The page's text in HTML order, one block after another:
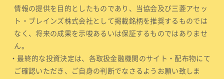
情報の提供を目的としたものであり、当協会及び三菱アセッ
ト・ブレインズ株式会社として掲載銘柄を推奨するものでは
なく、将来の成果を示唆あるいは保証するものではありませ
ん。
・最終的な投資決定は、各取扱金融機関のサイト・配布物にて
ご確認いただき、ご自身の判断でなさるようお願い致しま